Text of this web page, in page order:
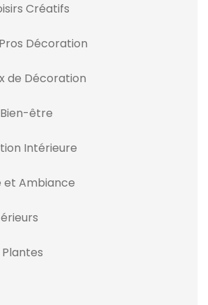
Créatifs
Décoration
de Décoration
être
Intérieure
et Ambiance